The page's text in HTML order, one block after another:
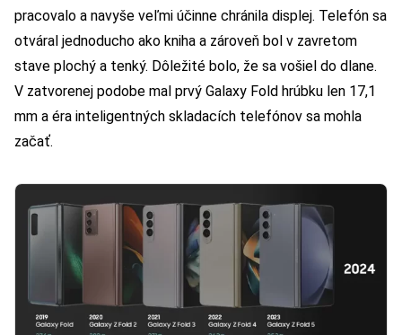
pracovalo a navyše veľmi účinne chránila displej. Telefón sa
otváral jednoducho ako kniha a zároveň bol v zavretom
stave plochý a tenký. Dôležité bolo, že sa vošiel do dlane.
V zatvorenej podobe mal prvý Galaxy Fold hrúbku len 17,1
mm a éra inteligentných skladacích telefónov sa mohla
začať.